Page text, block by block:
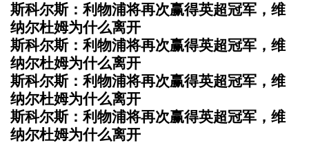
斯科尔斯：利物浦将再次赢得英超冠军，维
纳尔杜姆为什么离开
斯科尔斯：利物浦将再次赢得英超冠军，维
纳尔杜姆为什么离开
斯科尔斯：利物浦将再次赢得英超冠军，维
纳尔杜姆为什么离开
斯科尔斯：利物浦将再次赢得英超冠军，维
纳尔杜姆为什么离开